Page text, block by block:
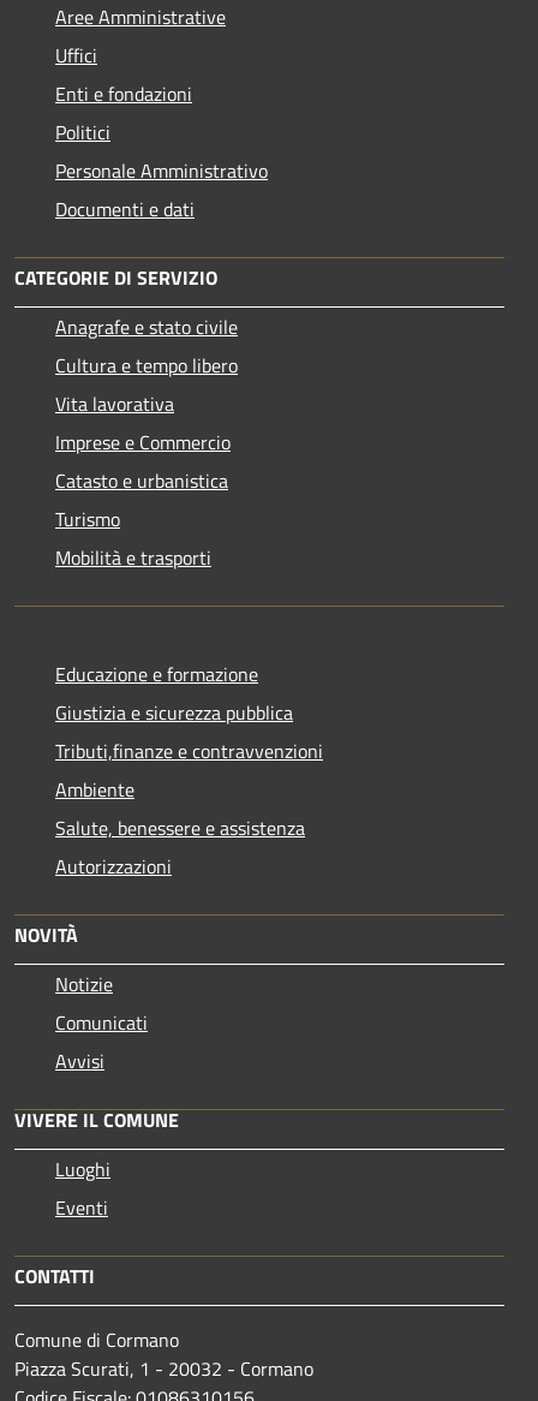
Aree Amministrative
Uffici
Enti e fondazioni
Politici
Personale Amministrativo
Documenti e dati
CATEGORIE DI SERVIZIO
Anagrafe e stato civile
Cultura e tempo libero
Vita lavorativa
Imprese e Commercio
Catasto e urbanistica
Turismo
Mobilità e trasporti
Educazione e formazione
Giustizia e sicurezza pubblica
Tributi,finanze e contravvenzioni
Ambiente
Salute, benessere e assistenza
Autorizzazioni
NOVITÀ
Notizie
Comunicati
Avvisi
VIVERE IL COMUNE
Luoghi
Eventi
CONTATTI
Comune di Cormano
Piazza Scurati, 1 - 20032 - Cormano